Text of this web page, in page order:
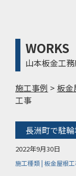
WORKS
山本板金工
施工事例 > 板金
工事
長洲町で駐
2022年9月30日
施工種類 | 板金屋根工